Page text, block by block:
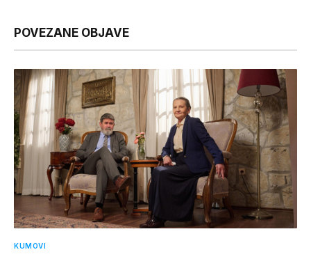
POVEZANE OBJAVE
KUMOVI